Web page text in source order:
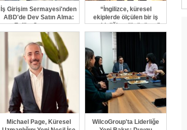
İş Girişim Sermayesi'nden
ABD'de Dev Satın Alma:
Enlila, Crescenta
Biosciences'ın Ana Ortağı
Oldu
“İngilizce, küresel
ekiplerde ölçülen bir iş
yetkinliğine dönüşüyor”
Michael Page, Küresel
WilcoGroup'ta Liderliğe